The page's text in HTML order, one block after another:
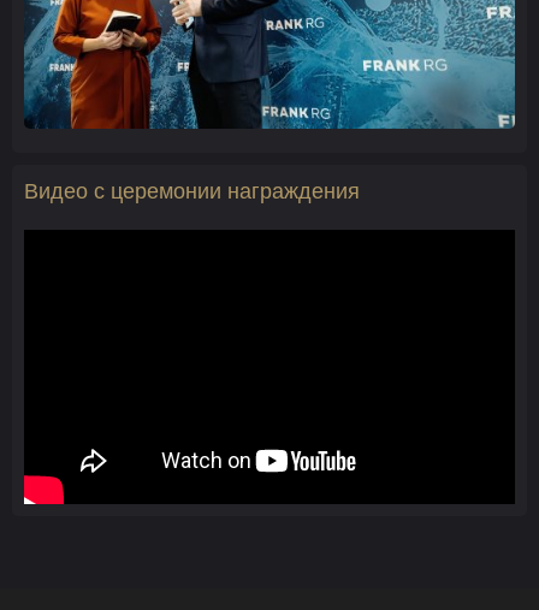
Видео с церемонии награждения